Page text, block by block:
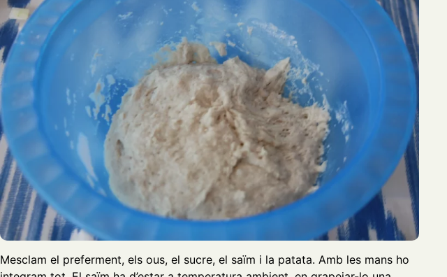
Mesclam el preferment, els ous, el sucre, el saïm i la patata. Amb les mans ho